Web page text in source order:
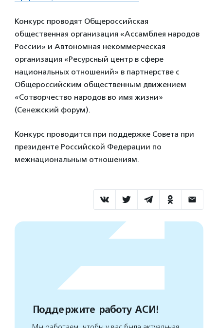
Конкурс проводят Общероссийская
общественная организация «Ассамблея народов
России» и Автономная некоммерческая
организация «Ресурсный центр в сфере
национальных отношений» в партнерстве с
Общероссийским общественным движением
«Сотворчество народов во имя жизни»
(Сенежский форум).
Конкурс проводится при поддержке Совета при
президенте Российской Федерации по
межнациональным отношениям.
Поддержите работу АСИ!